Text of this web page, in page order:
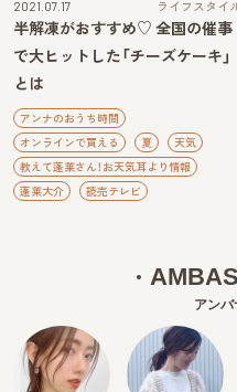
2021.07.17 ライフスタイ
半解凍がおすすめ♡ 全国の催事
で大ヒットした「チーズケーキ」
とは
アンナのおうち時間
オンラインで買える
夏
天気
教えて蓬莱さん！お天気耳より情報
蓬莱大介
読売テレビ
アン